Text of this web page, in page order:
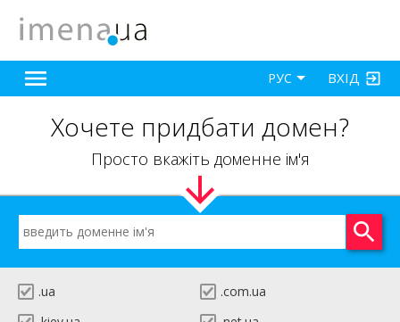
ВХІД
РУС
Хочете придбати домен?
Просто вкажіть доменне ім'я
.ua
.com.ua